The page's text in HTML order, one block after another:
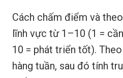
Cách chấm điểm và
lĩnh vực từ 1–10 (1 =
10 = phát triển tốt).
hàng tuần, sau đó tính